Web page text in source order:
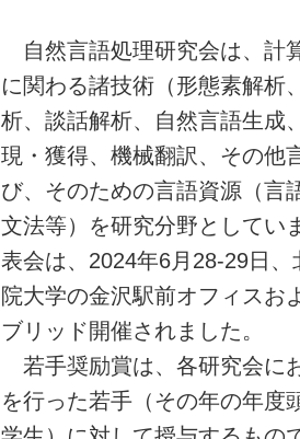
自然言語処理研究会は、計
に関わる諸技術（形態素解析
析、談話解析、自然言語生成
現・獲得、機械翻訳、その他
び、そのための言語資源（言
文法等）を研究分野としてい
表会は、2024年6月28-29日
院大学の金沢駅前オフィスお
ブリッド開催されました。
若手奨励賞は、各研究会に
を行った若手（その年の年度